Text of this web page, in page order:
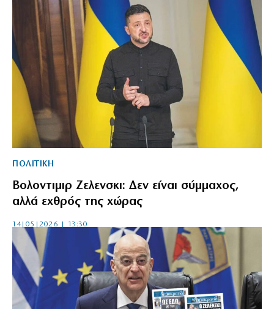
ΠΟΛΙΤΙΚΗ
Βολοντιμιρ Ζελενσκι: Δεν είναι σύμμαχος,
αλλά εχθρός της χώρας
14|05|2026 | 13:30